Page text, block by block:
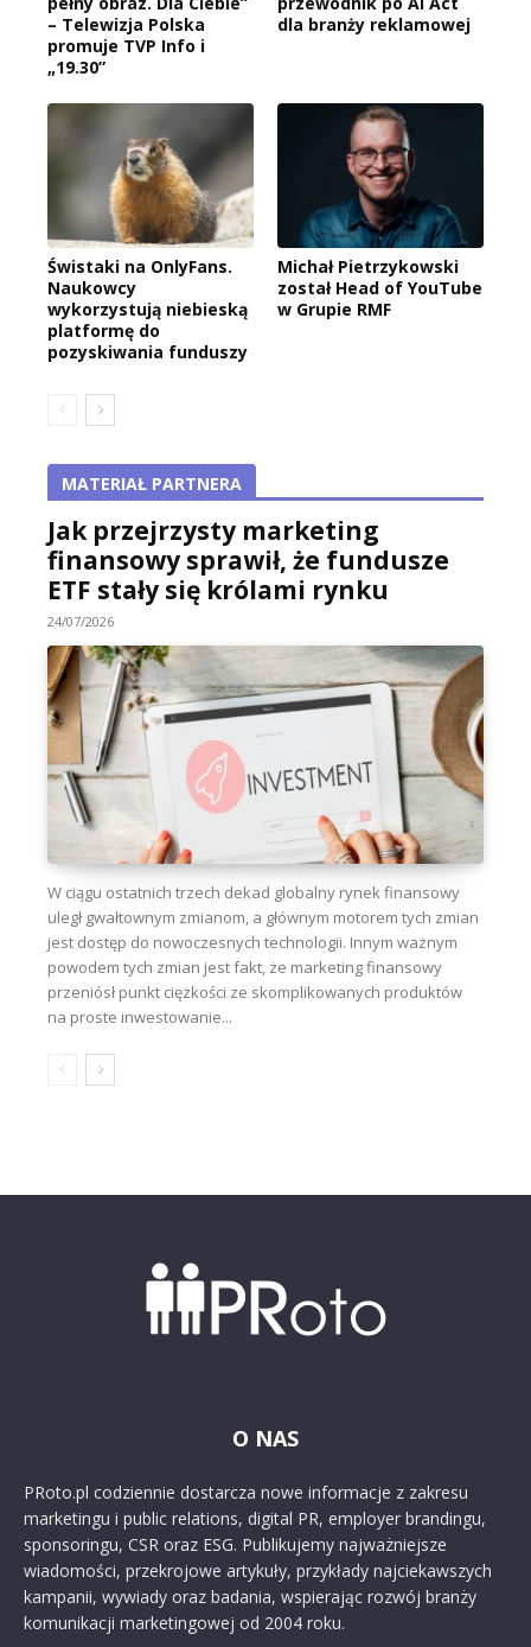
– Telewizja Polska
promuje TVP Info i
„19.30”
dla branży reklamowej
Świstaki na OnlyFans.
Naukowcy
wykorzystują niebieską
platformę do
pozyskiwania funduszy
Michał Pietrzykowski
został Head of YouTube
w Grupie RMF
MATERIAŁ PARTNERA
Jak przejrzysty marketing
finansowy sprawił, że fundusze
ETF stały się królami rynku
24/07/2026
W ciągu ostatnich trzech dekad globalny rynek finansowy
uległ gwałtownym zmianom, a głównym motorem tych zmian
jest dostęp do nowoczesnych technologii. Innym ważnym
powodem tych zmian jest fakt, że marketing finansowy
przeniósł punkt ciężkości ze skomplikowanych produktów
na proste inwestowanie...
O NAS
PRoto.pl codziennie dostarcza nowe informacje z zakresu
marketingu i public relations, digital PR, employer brandingu,
sponsoringu, CSR oraz ESG. Publikujemy najważniejsze
wiadomości, przekrojowe artykuły, przykłady najciekawszych
kampanii, wywiady oraz badania, wspierając rozwój branży
komunikacji marketingowej od 2004 roku.